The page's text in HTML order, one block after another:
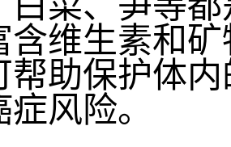
含维生素和
帮助保护体
风险。